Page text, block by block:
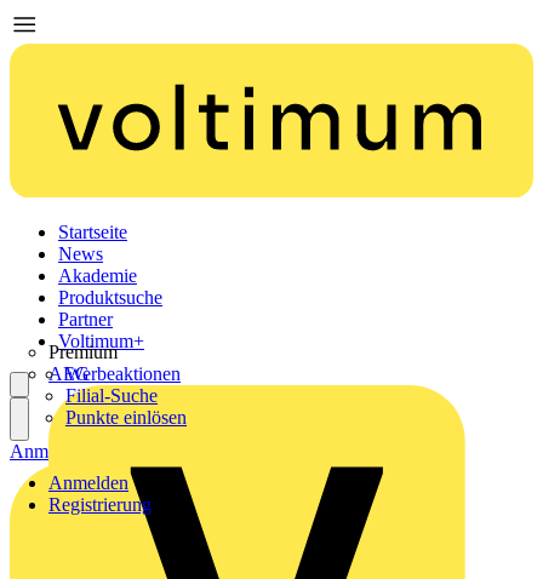
Startseite
News
Akademie
Produktsuche
Partner
Premium
AEG
Voltimum+
Werbeaktionen
Filial-Suche
Punkte einlösen
Anmelden
Registrierung
Anmelden